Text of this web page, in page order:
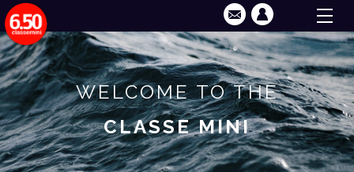
WELCOME TO THE
CLASSE MINI